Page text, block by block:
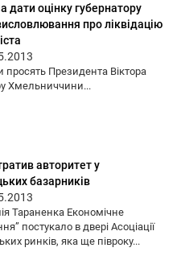
дати оцінку губернатору
про ліквідацію
просять Президента Віктора
Хмельниччини...
авторитет у
базарників
Тараненка Економічне
постукало в двері Асоціації
ринків, яка ще півроку...